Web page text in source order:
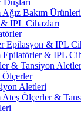
Duşları
Ağız Bakım Ürünleri
IPL Cihazları
Epilasyon & IPL
Epilatörler & IPL
& Tansiyon
Ölçerler
Aletleri
Ateş Ölçerler &